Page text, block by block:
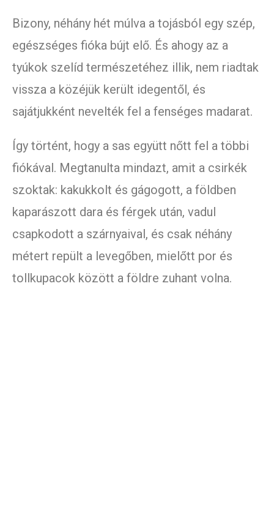
Bizony, néhány hét múlva a tojásból egy szép,
egészséges fióka bújt elő. És ahogy az a
tyúkok szelíd természetéhez illik, nem riadtak
vissza a közéjük került idegentől, és
sajátjukként nevelték fel a fenséges madarat.
Így történt, hogy a sas együtt nőtt fel a többi
fiókával. Megtanulta mindazt, amit a csirkék
szoktak: kakukkolt és gágogott, a földben
kaparászott dara és férgek után, vadul
csapkodott a szárnyaival, és csak néhány
métert repült a levegőben, mielőtt por és
tollkupacok között a földre zuhant volna.